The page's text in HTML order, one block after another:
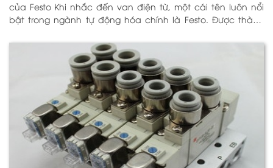
của Festo Khi nhắc đến van điện từ, một cái tên luôn nổi
bật trong ngành tự động hóa chính là Festo. Được thành